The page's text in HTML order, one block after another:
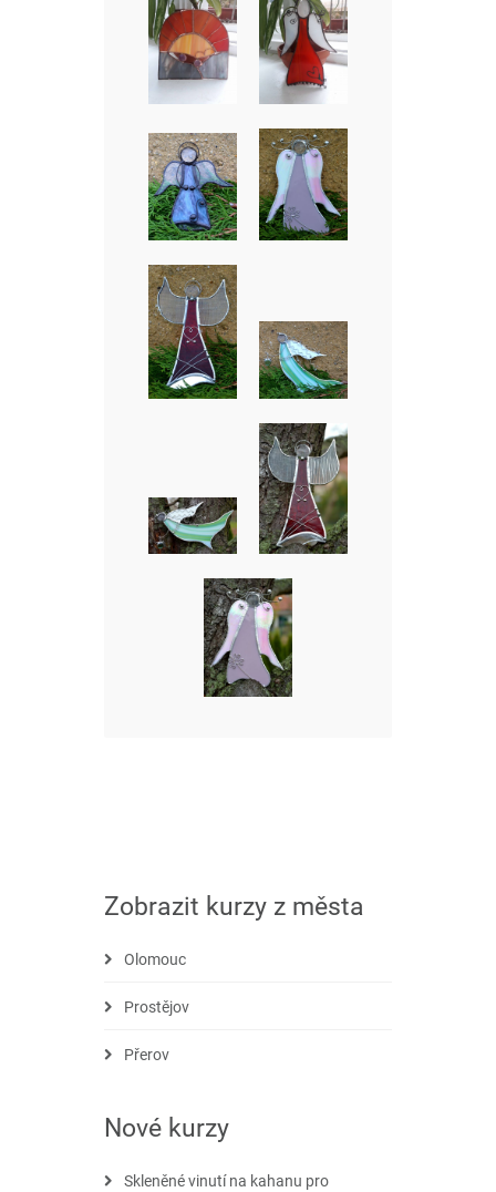
Zobrazit kurzy z města
Olomouc
Prostějov
Přerov
Nové kurzy
Skleněné vinutí na kahanu pro